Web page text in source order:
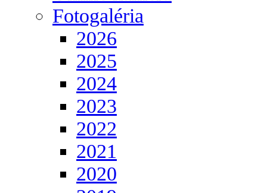
Fotogaléria
2026
2025
2024
2023
2022
2021
2020